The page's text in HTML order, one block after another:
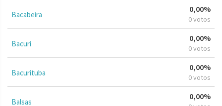
Bacabeira
0,00%
0 votos
Bacuri
0,00%
0 votos
Bacurituba
0,00%
0 votos
Balsas
0,00%